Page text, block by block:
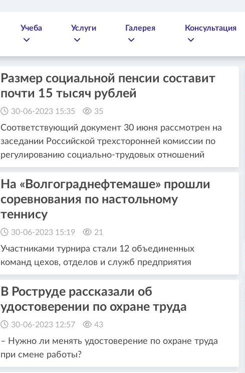
Учеба Услуги Галерея Консультация
Размер социальной пенсии составит
почти 15 тысяч рублей
30-06-2023 15:35 35
Соответствующий документ 30 июня рассмотрен на
заседании Российской трехсторонней комиссии по
регулированию социально-трудовых отношений
На «Волгограднефтемаше» прошли
соревнования по настольному
теннису
30-06-2023 15:19 21
Участниками турнира стали 12 объединенных
команд цехов, отделов и служб предприятия
В Роструде рассказали об
удостоверении по охране труда
30-06-2023 12:57 43
– Нужно ли менять удостоверение по охране труда
при смене работы?